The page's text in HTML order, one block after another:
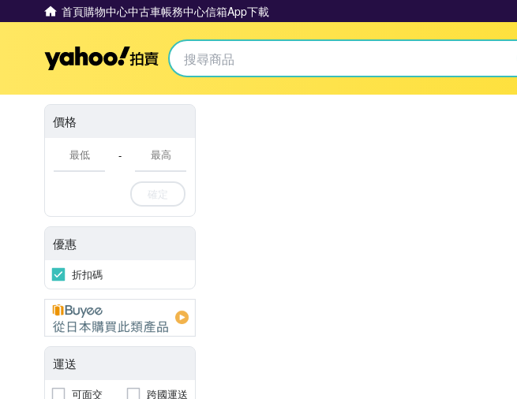
首頁購物中心中古車帳務中心信箱App下載
Yahoo拍賣
價格
-
確定
優惠
折扣碼
運送
可面交 跨國運送